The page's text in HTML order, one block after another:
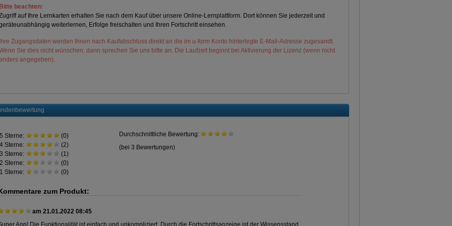
beachten:
auf Ihre Lernkarten erhalten Sie nach dem Kauf über unsere Online-Lernplattform. Dort können Sie jederzeit und
weiterlernen, Erfolge freischalten und Ihren Fortschritt einsehen.
Zugangsdaten werden Ihnen nach Kaufabschluss direkt an die im u-form Konto hinterlegte E-Mail-Adresse zugesandt.
Sie dies nicht wünschen, dann sprechen Sie uns bitte an. Die Laufzeit beginnt bei Aktivierung der Lizenz (wenn nicht
angegeben).